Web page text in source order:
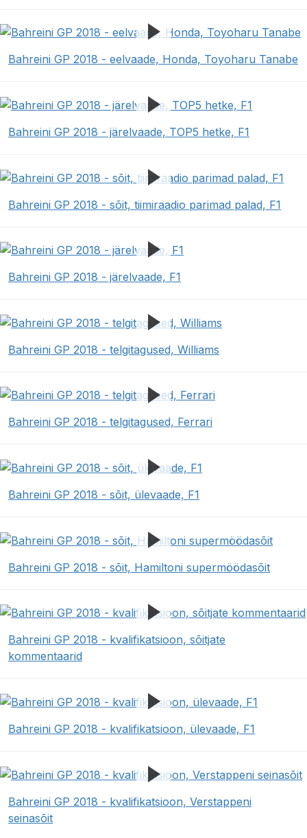
Bahreini GP 2018 - eelvaade, Honda, Toyoharu Tanabe
Bahreini GP 2018 - järelvaade, TOP5 hetke, F1
Bahreini GP 2018 - sõit, tiimiraadio parimad palad, F1
Bahreini GP 2018 - järelvaade, F1
Bahreini GP 2018 - telgitagused, Williams
Bahreini GP 2018 - telgitagused, Ferrari
Bahreini GP 2018 - sõit, ülevaade, F1
Bahreini GP 2018 - sõit, Hamiltoni supermöödasõit
Bahreini GP 2018 - kvalifikatsioon, sõitjate
kommentaarid
Bahreini GP 2018 - kvalifikatsioon, ülevaade, F1
Bahreini GP 2018 - kvalifikatsioon, Verstappeni
seinasõit